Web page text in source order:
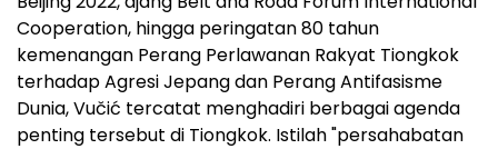
Cooperation, hingga peringatan 80 tahun
kemenangan Perang Perlawanan Rakyat Tiongkok
terhadap Agresi Jepang dan Perang Antifasisme
Dunia, Vučić tercatat menghadiri berbagai agenda
penting tersebut di Tiongkok. Istilah "persahabatan